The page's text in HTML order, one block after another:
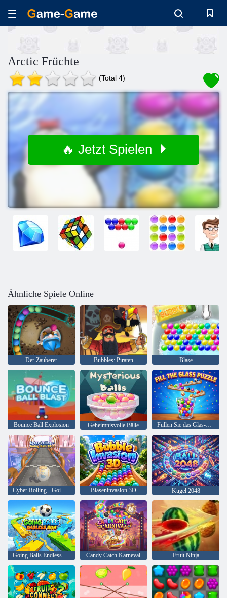
Arctic Früchte
(Total 4)
🔥 Jetzt Spielen
Ähnliche Spiele Online
Der Zauberer Bubbles: Piraten Blase
Bounce Ball Explosion Geheimnisvolle Bälle Füllen Sie das Glas-Puzzle
Blaseninvasion 3D Kugel 2048
Candy Catch Karneval Fruit Ninja